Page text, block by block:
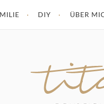
DIY ÜBER